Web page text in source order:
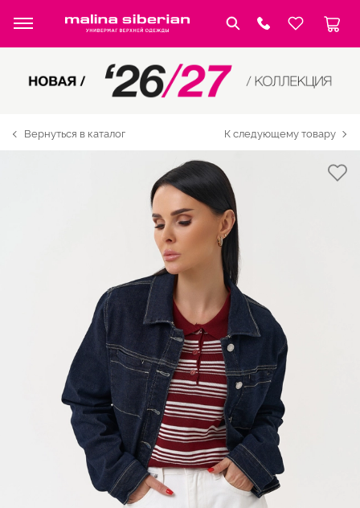
Вернуться в каталог К следующему товару